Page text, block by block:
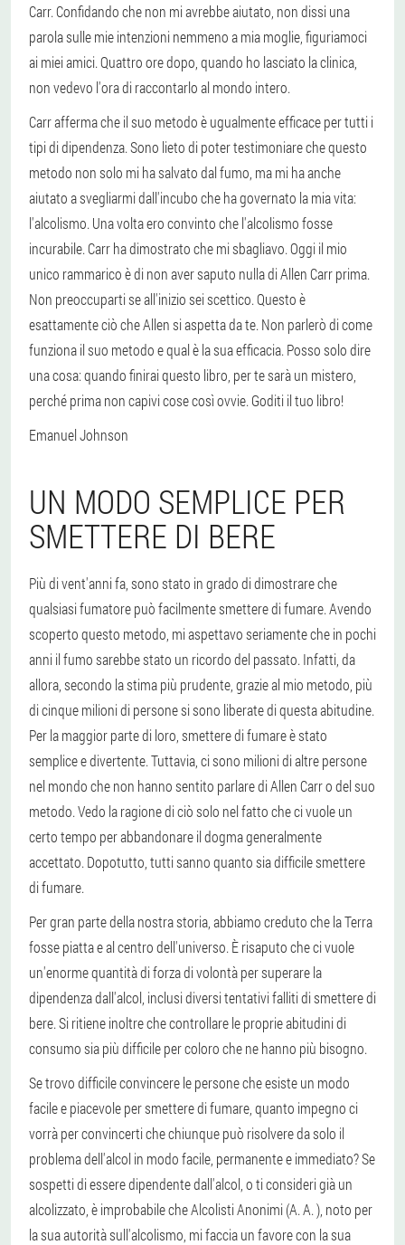
Carr. Confidando che non mi avrebbe aiutato, non dissi una
parola sulle mie intenzioni nemmeno a mia moglie, figuriamoci
ai miei amici. Quattro ore dopo, quando ho lasciato la clinica,
non vedevo l'ora di raccontarlo al mondo intero.
Carr afferma che il suo metodo è ugualmente efficace per tutti i
tipi di dipendenza. Sono lieto di poter testimoniare che questo
metodo non solo mi ha salvato dal fumo, ma mi ha anche
aiutato a svegliarmi dall'incubo che ha governato la mia vita:
l'alcolismo. Una volta ero convinto che l'alcolismo fosse
incurabile. Carr ha dimostrato che mi sbagliavo. Oggi il mio
unico rammarico è di non aver saputo nulla di Allen Carr prima.
Non preoccuparti se all'inizio sei scettico. Questo è
esattamente ciò che Allen si aspetta da te. Non parlerò di come
funziona il suo metodo e qual è la sua efficacia. Posso solo dire
una cosa: quando finirai questo libro, per te sarà un mistero,
perché prima non capivi cose così ovvie. Goditi il tuo libro!
Emanuel Johnson
UN MODO SEMPLICE PER
SMETTERE DI BERE
Più di vent'anni fa, sono stato in grado di dimostrare che
qualsiasi fumatore può facilmente smettere di fumare. Avendo
scoperto questo metodo, mi aspettavo seriamente che in pochi
anni il fumo sarebbe stato un ricordo del passato. Infatti, da
allora, secondo la stima più prudente, grazie al mio metodo, più
di cinque milioni di persone si sono liberate di questa abitudine.
Per la maggior parte di loro, smettere di fumare è stato
semplice e divertente. Tuttavia, ci sono milioni di altre persone
nel mondo che non hanno sentito parlare di Allen Carr o del suo
metodo. Vedo la ragione di ciò solo nel fatto che ci vuole un
certo tempo per abbandonare il dogma generalmente
accettato. Dopotutto, tutti sanno quanto sia difficile smettere
di fumare.
Per gran parte della nostra storia, abbiamo creduto che la Terra
fosse piatta e al centro dell'universo. È risaputo che ci vuole
un'enorme quantità di forza di volontà per superare la
dipendenza dall'alcol, inclusi diversi tentativi falliti di smettere di
bere. Si ritiene inoltre che controllare le proprie abitudini di
consumo sia più difficile per coloro che ne hanno più bisogno.
Se trovo difficile convincere le persone che esiste un modo
facile e piacevole per smettere di fumare, quanto impegno ci
vorrà per convincerti che chiunque può risolvere da solo il
problema dell'alcol in modo facile, permanente e immediato? Se
sospetti di essere dipendente dall'alcol, o ti consideri già un
alcolizzato, è improbabile che Alcolisti Anonimi (A. A. ), noto per
la sua autorità sull'alcolismo, mi faccia un favore con la sua